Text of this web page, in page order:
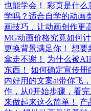
也能学会！
彩页是什么
学吗？适合自学的动画
画技巧，让动画创作更
MG动画价格究竟如何计
更换背景满足你！
想要
拿走不谢！
为什么被AI
东西！
如何确定宣传册
内好用的文案ai带你飞
作，从0开始步骤，看
来做起来这么简单！
产